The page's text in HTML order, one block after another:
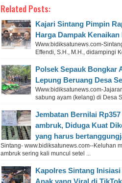
Related Posts:
Kajari Sintang Pimpin
Harga Dampak
Www.bidiksatunews.com-
Effendi, S.H., M.H., didampingi
Polsek Sepauk Bongkar
Lepung Beruang Desa
Www.bidiksatunews.com-
sabung ayam (kelang) di Desa
Jembatan Bernilai
ambruk, Diduga Kuat
yang harus
Sintang- www.bidiksatunews.com--Keluhan
ambruk sering kali muncul setel ...
Kapolres Sintang
Anak yang Viral di